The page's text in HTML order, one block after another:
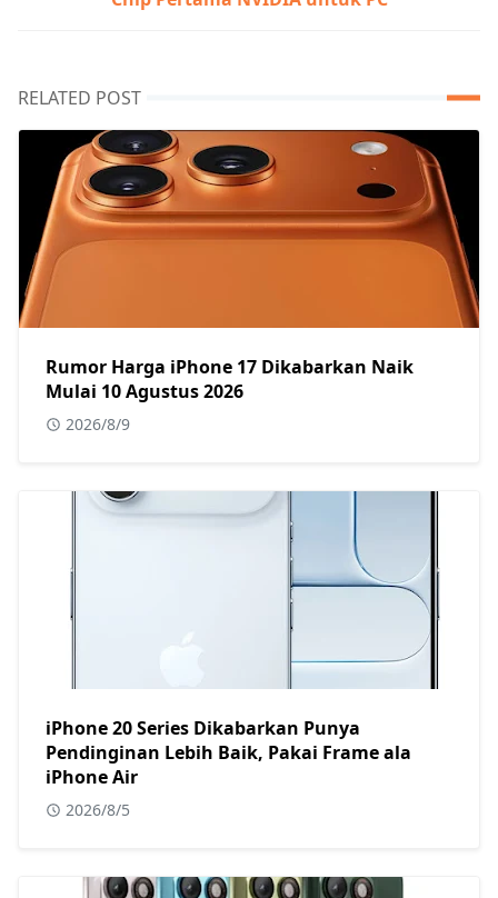
RELATED POST
Rumor Harga iPhone 17 Dikabarkan Naik
Mulai 10 Agustus 2026
2026/8/9
iPhone 20 Series Dikabarkan Punya
Pendinginan Lebih Baik, Pakai Frame ala
iPhone Air
2026/8/5